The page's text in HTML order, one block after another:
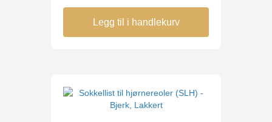
Legg til i handlekurv